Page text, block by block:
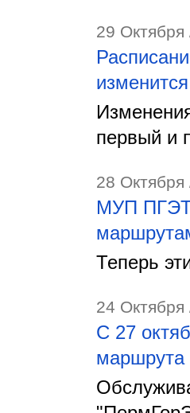
29 Октября
изменится
первый и
28 Октября
МУП ПГЭТ
Теперь
24 Октября
С 27